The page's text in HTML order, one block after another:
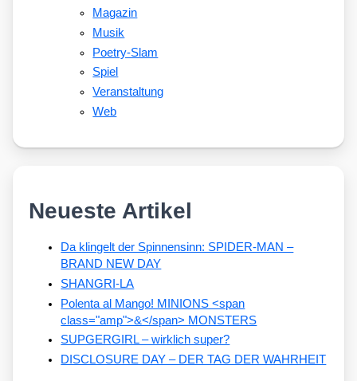
Magazin
Musik
Poetry-Slam
Spiel
Veranstaltung
Web
Neueste Artikel
Da klingelt der Spinnensinn: SPIDER-MAN –
BRAND NEW DAY
SHANGRI-LA
Polenta al Mango! MINIONS <span
class="amp">&</span> MONSTERS
SUPGERGIRL – wirklich super?
DISCLOSURE DAY – DER TAG DER WAHRHEIT